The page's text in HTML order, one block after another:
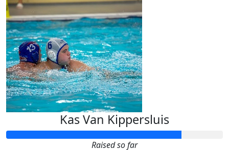
Kas Van Kippersluis
Raised so far